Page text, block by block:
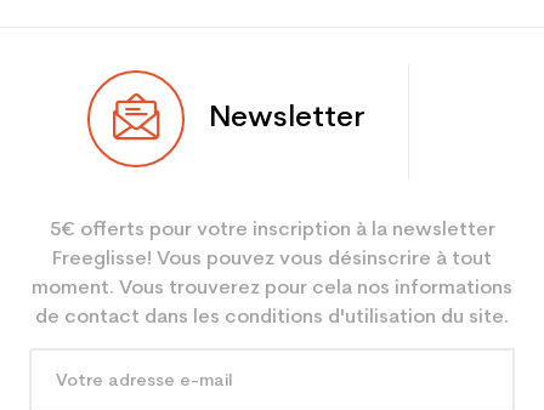
Utilisateur Junior
Coloris Noir
En achetant d'occasion :
Economie CO² (en kg)
2.1
Newsletter
5€ offerts pour votre inscription à la newsletter
Freeglisse! Vous pouvez vous désinscrire à tout
moment. Vous trouverez pour cela nos informations
de contact dans les conditions d'utilisation du site.